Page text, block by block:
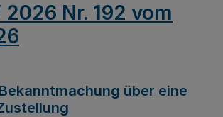
2026 Nr. 192 vom
über eine